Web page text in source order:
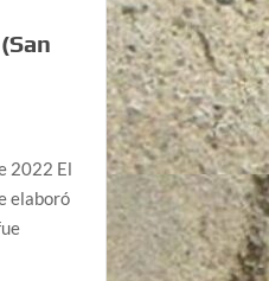
2022 El
elaboró